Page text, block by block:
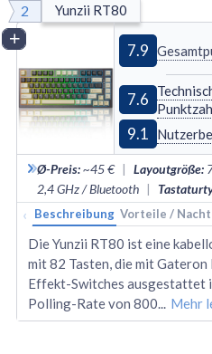
Daten Rankings Alternativen
2 Yunzii RT80
Vergleich
7.9
7.6
9.1
Ø-Preis:~45 € | Layoutgröße:
2,4 GHz / Bluetooth |
‹ Beschreibung Vorteile /
Die Yunzii RT80 ist eine
mit 82 Tasten, die mit
Effekt-Switches ausgestattet
Polling-Rate von 800... Mehr